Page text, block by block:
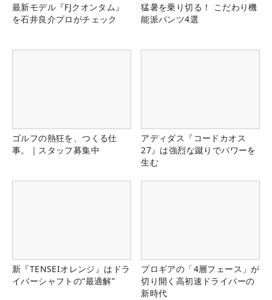
最新モデル『FJクオンタム』
を石井良介プロがチェック
猛暑を乗り切る！ こだわり機
能派パンツ4選
ゴルフの熱狂を、つくる仕
事。｜スタッフ募集中
アディダス『コードカオス
27』は強烈な蹴りでパワーを
生む
新『TENSEIオレンジ』はドラ
イバーシャフトの“最適解”
プロギアの「4層フェース」が
切り開く高初速ドライバーの
新時代